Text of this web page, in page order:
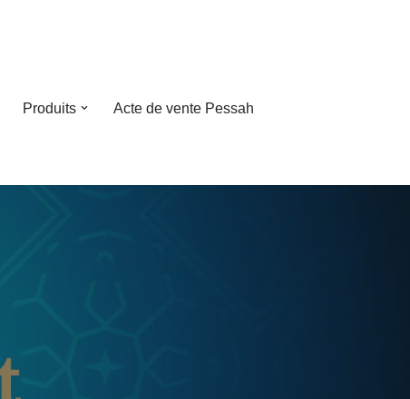
Produits Acte de vente Pessah